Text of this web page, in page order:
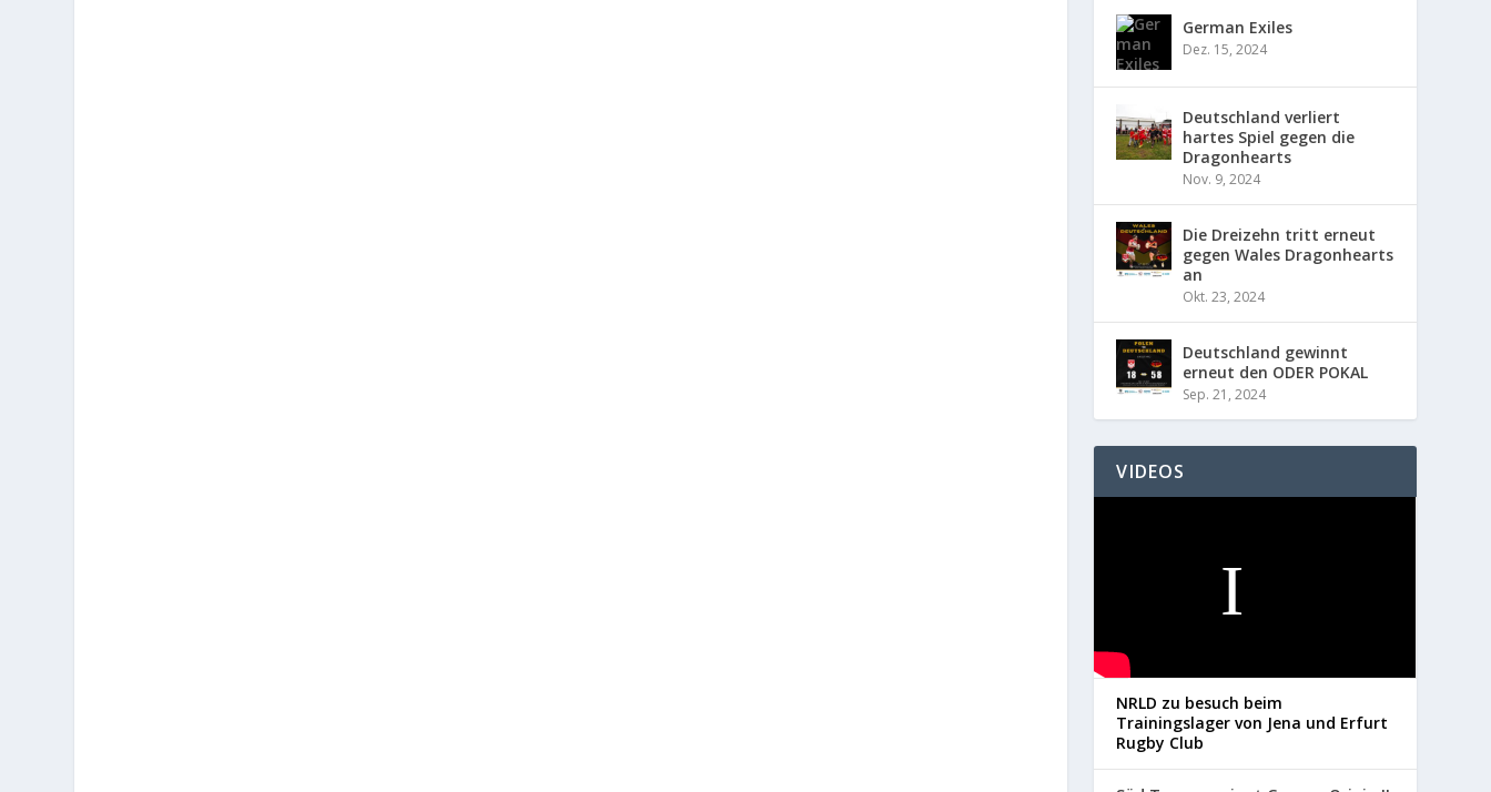
German Exiles
Dez. 15, 2024
Deutschland verliert
hartes Spiel gegen die
Dragonhearts
Nov. 9, 2024
Die Dreizehn tritt erneut
gegen Wales Dragonhearts
an
Okt. 23, 2024
Deutschland gewinnt
erneut den ODER POKAL
Sep. 21, 2024
VIDEOS
NRLD zu besuch beim
Trainingslager von Jena und Erfurt
Rugby Club